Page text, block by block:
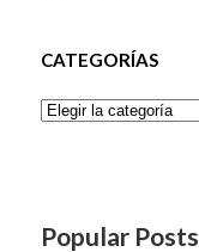
CATEGORÍAS
Categorías
Popular Posts